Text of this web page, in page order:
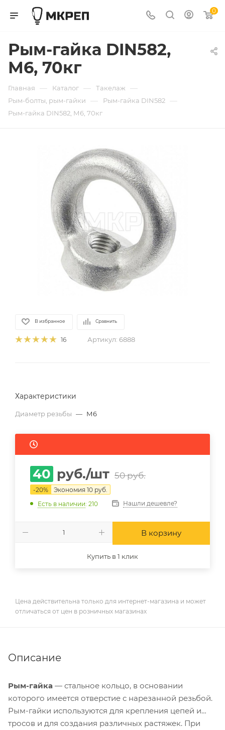
0
Рым-гайка DIN582,
М6, 70кг
Главная — Каталог — Такелаж —
Рым-болты, рым-гайки — Рым-гайка DIN582 —
Рым-гайка DIN582, М6, 70кг
В избранное Сравнить
16 Артикул: 6888
Характеристики
Диаметр резьбы — М6
40 руб./шт 50руб.
-20% Экономия 10 руб.
Есть в наличии: 210 Нашли дешевле?
В корзину
Купить в 1 клик
Цена действительна только для интернет-магазина и может
отличаться от цен в розничных магазинах
Описание
Рым-гайка — стальное кольцо, в основании
которого имеется отверстие с нарезанной резьбой.
Рым-гайки используются для крепления цепей и
тросов и для создания различных растяжек. При